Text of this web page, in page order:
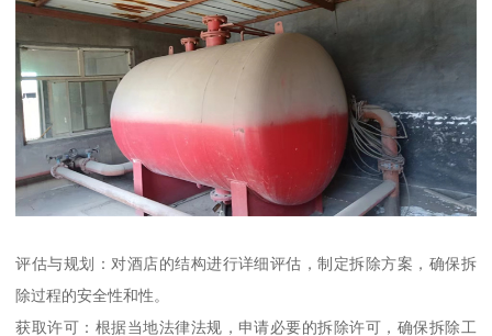
评估与规划：对酒店的结构进行详细评估，制定拆除方案，确保拆
除过程的安全性和性。
获取许可：根据当地法律法规，申请必要的拆除许可，确保拆除工